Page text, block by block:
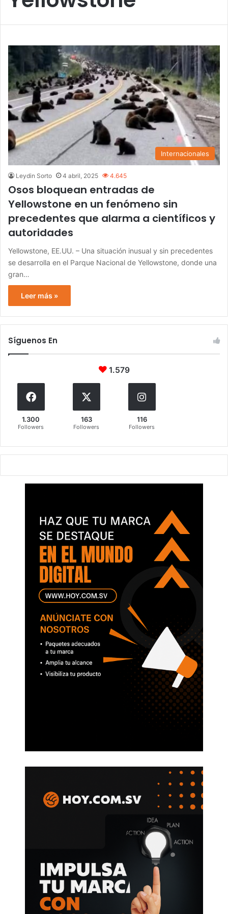
Internacionales
Leydin Sorto 4 abril, 2025 4.645
Osos bloquean entradas de
Yellowstone en un fenómeno sin
precedentes que alarma a científicos y
autoridades
Yellowstone, EE.UU. – Una situación inusual y sin precedentes
se desarrolla en el Parque Nacional de Yellowstone, donde una
gran…
Leer más »
Síguenos En
1.579
1.300
Followers
163
Followers
116
Followers